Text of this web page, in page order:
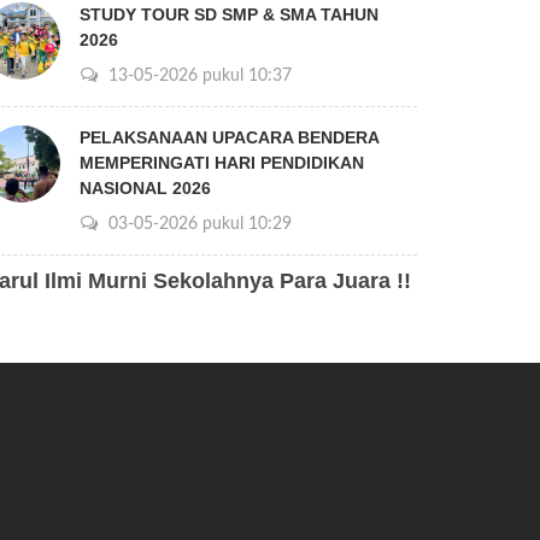
STUDY TOUR SD SMP & SMA TAHUN
2026
13-05-2026 pukul 10:37
PELAKSANAAN UPACARA BENDERA
MEMPERINGATI HARI PENDIDIKAN
NASIONAL 2026
03-05-2026 pukul 10:29
Ilmi Murni Sekolahnya Para Juara !!